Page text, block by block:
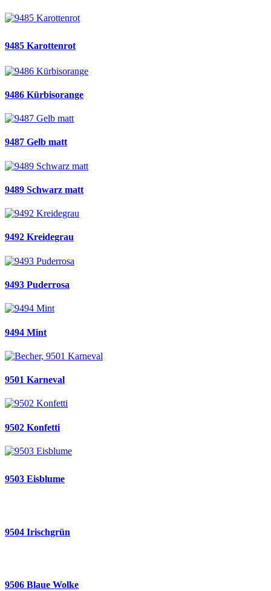
9485 Karottenrot
9486 Kürbisorange
9487 Gelb matt
9489 Schwarz matt
9492 Kreidegrau
9493 Puderrosa
9494 Mint
9501 Karneval
9502 Konfetti
9503 Eisblume
9504 Irischgrün
9506 Blaue Wolke